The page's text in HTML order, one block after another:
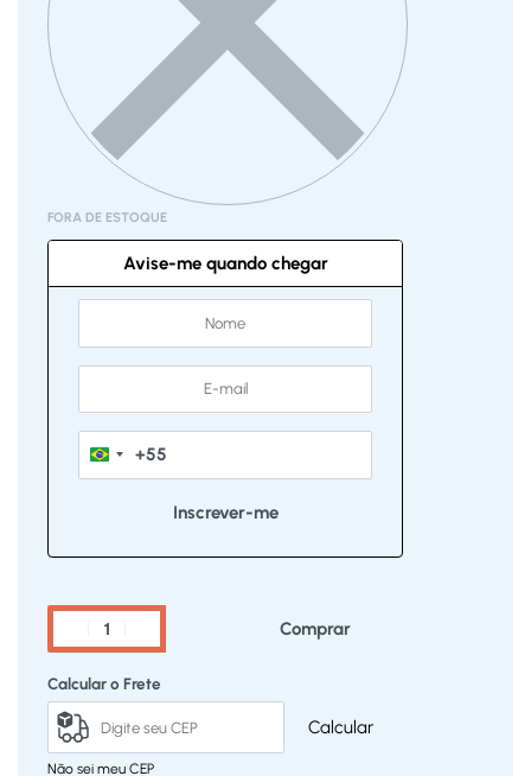
FORA DE ESTOQUE
Avise-me quando chegar
Brazil
+55
+55
Comprar
Calcular o Frete
Calcular
Não sei meu CEP